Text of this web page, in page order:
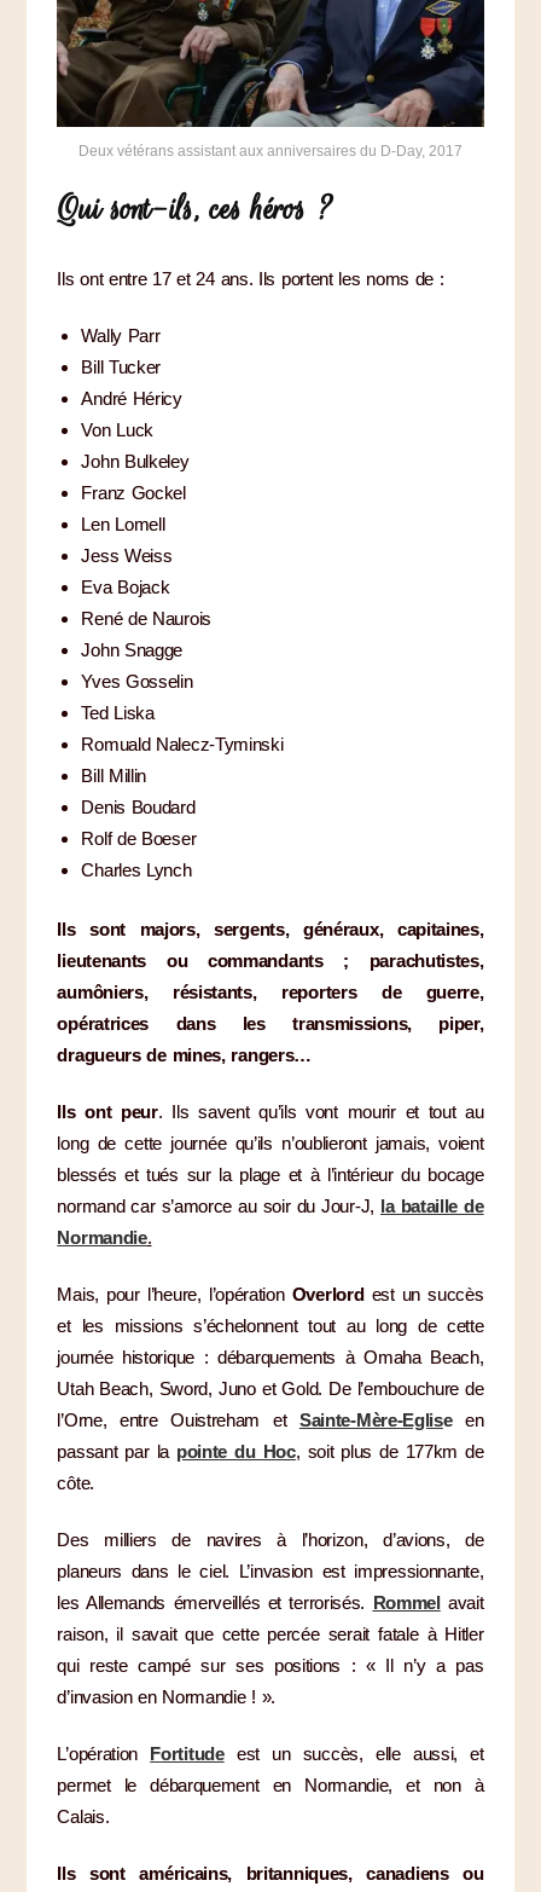
Deux vétérans assistant aux anniversaires du D-Day, 2017
Qui sont-ils, ces héros ?
Ils ont entre 17 et 24 ans. Ils portent les noms de :
Wally Parr
Bill Tucker
André Héricy
Von Luck
John Bulkeley
Franz Gockel
Len Lomell
Jess Weiss
Eva Bojack
René de Naurois
John Snagge
Yves Gosselin
Ted Liska
Romuald Nalecz-Tyminski
Bill Millin
Denis Boudard
Rolf de Boeser
Charles Lynch
Ils sont majors, sergents, généraux, capitaines,
lieutenants ou commandants ; parachutistes,
aumôniers, résistants, reporters de guerre,
opératrices dans les transmissions, piper,
dragueurs de mines, rangers…
Ils ont peur. Ils savent qu’ils vont mourir et tout au
long de cette journée qu’ils n’oublieront jamais, voient
blessés et tués sur la plage et à l’intérieur du bocage
normand car s’amorce au soir du Jour-J, la bataille de
Normandie.
Mais, pour l’heure, l’opération Overlord est un succès
et les missions s’échelonnent tout au long de cette
journée historique : débarquements à Omaha Beach,
Utah Beach, Sword, Juno et Gold. De l’embouchure de
l’Orne, entre Ouistreham et Sainte-Mère-Egliseen
passant par la pointe du Hoc, soit plus de 177km de
côte.
Des milliers de navires à l’horizon, d’avions, de
planeurs dans le ciel. L’invasion est impressionnante,
les Allemands émerveillés et terrorisés. Rommelavait
raison, il savait que cette percée serait fatale à Hitler
qui reste campé sur ses positions : « Il n’y a pas
d’invasion en Normandie ! ».
L’opération Fortitudeest un succès, elle aussi, et
permet le débarquement en Normandie, et non à
Calais.
Ils sont américains, britanniques, canadiens ou